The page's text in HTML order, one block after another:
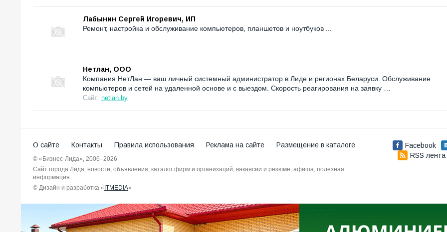
Лабынин Сергей Игоревич, ИП
Ремонт, настройка и обслуживание компьютеров, планшетов и ноутбуков ...
Нетлан, ООО
Компания НетЛан — ваш личный системный администратор в Лиде и регионах Беларуси. Обслуживание
компьютеров и сетей на удаленной основе и с выездом. Скорость реагирования на заявку …
Сайт: netlan.by
О сайте Контакты Правила использования Реклама на сайте Размещение в каталоге
© «Бизнес-Лида», 2006–2026
Сайт города Лида: новости, объявления, каталог фирм и организаций, вакансии и резюме, афиша, полезная
информация.
© Дизайн и разработка «ITMEDIA»
Facebook
RSS лента